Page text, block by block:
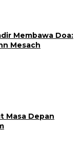
Membawa Doa:
Mesach
Masa Depan